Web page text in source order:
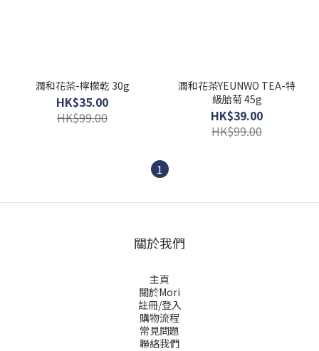
潤和花茶-檸檬乾 30g
HK$35.00
HK$99.00
潤和花茶YEUNWO TEA-特
級胎菊 45g
HK$39.00
HK$99.00
1
關於我們
主頁
關於Mori
註冊/登入
購物流程
常見問題
聯絡我們